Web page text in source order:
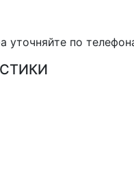
уточняйте по